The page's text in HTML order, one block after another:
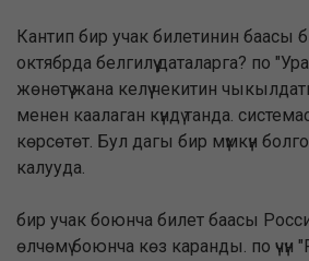
Кантип бир учак билетинин баасы
октябрда белгилүү даталарга? по
жөнөтүү жана келүү чекитин
менен каалаган күндү танда.
көрсөтөт. Бул дагы бир мүмкүн
калууда.
бир учак боюнча билет баасы
өлчөмү боюнча көз каранды. по үчүн